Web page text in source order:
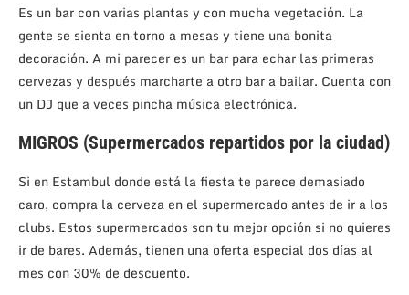
Es un bar con varias plantas y con mucha vegetación. La
gente se sienta en torno a mesas y tiene una bonita
decoración. A mi parecer es un bar para echar las primeras
cervezas y después marcharte a otro bar a bailar. Cuenta con
un DJ que a veces pincha música electrónica.
MIGROS (Supermercados repartidos por la ciudad)
Si en Estambul donde está la fiesta te parece demasiado
caro, compra la cerveza en el supermercado antes de ir a los
clubs. Estos supermercados son tu mejor opción si no quieres
ir de bares. Además, tienen una oferta especial dos días al
mes con 30% de descuento.